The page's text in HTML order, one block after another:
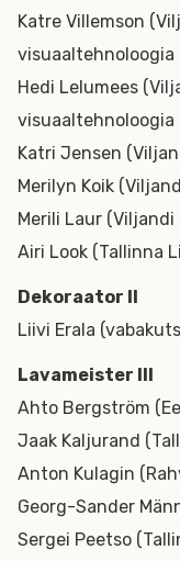
Katre Villemson
visuaaltehnoloogia
Hedi Lelumees
visuaaltehnoloogia
Katri Jensen
Merilyn Koik
Merili Laur
Airi Look (Tallinna
Dekoraator II
Liivi Erala
Lavameister III
Ahto Bergström
Jaak Kaljurand
Anton Kulagin
Georg-Sander
Sergei Peetso